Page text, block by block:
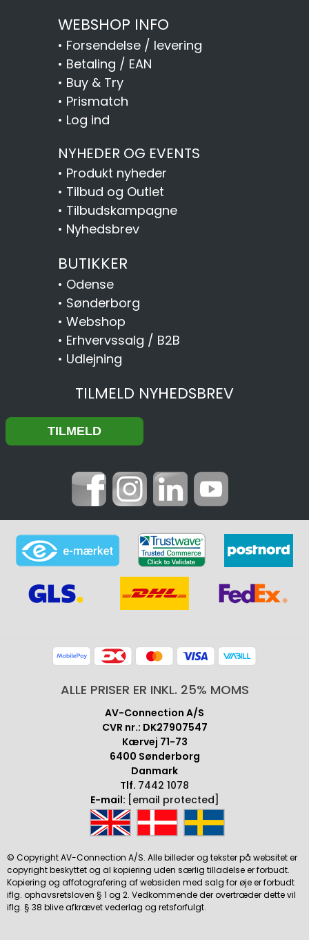
WEBSHOP INFO
• Forsendelse / levering
• Betaling / EAN
• Buy & Try
• Prismatch
• Log ind
NYHEDER OG EVENTS
• Produkt nyheder
• Tilbud og Outlet
• Tilbudskampagne
• Nyhedsbrev
BUTIKKER
• Odense
• Sønderborg
• Webshop
• Erhvervssalg / B2B
• Udlejning
TILMELD NYHEDSBREV
ALLE PRISER ER INKL. 25% MOMS
AV-Connection A/S
CVR nr.: DK27907547
Kærvej 71-73
6400 Sønderborg
Danmark
Tlf. 7442 1078
E-mail: [email protected]
© Copyright AV-Connection A/S. Alle billeder og tekster på websitet er
copyright beskyttet og al kopiering uden særlig tilladelse er forbudt.
Kopiering og affotografering af websiden med salg for øje er forbudt
iflg. ophavsretsloven § 1 og 2. Vedkommende der overtræder dette vil
iflg. § 38 blive afkrævet vederlag og retsforfulgt.